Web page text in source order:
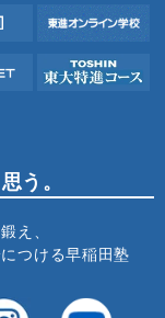
う。
え、
つける早稲田塾